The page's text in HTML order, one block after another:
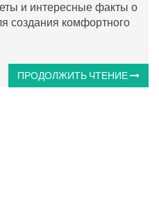
и интересные факты о
создания комфортного
ПРОДОЛЖИТЬ ЧТЕНИЕ